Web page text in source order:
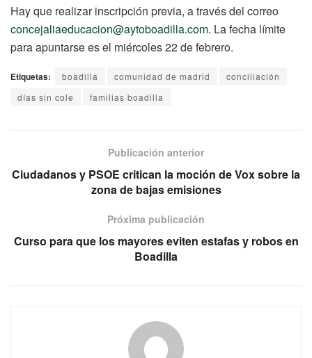
Hay que realizar inscripción previa, a través del correo
concejaliaeducacion@aytoboadilla.com. La fecha límite
para apuntarse es el miércoles 22 de febrero.
Etiquetas: boadilla comunidad de madrid
conciliación
días sin cole
familias boadilla
Publicación anterior
Ciudadanos y PSOE critican la moción de Vox sobre la
zona de bajas emisiones
Próxima publicación
Curso para que los mayores eviten estafas y robos en
Boadilla